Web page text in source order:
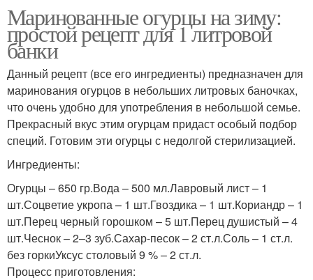
Маринованные огурцы на зиму:
простой рецепт для 1 литровой
банки
Данный рецепт (все его ингредиенты) предназначен для
маринования огурцов в небольших литровых баночках,
что очень удобно для употребления в небольшой семье.
Прекрасный вкус этим огурцам придаст особый подбор
специй. Готовим эти огурцы с недолгой стерилизацией.
Ингредиенты:
Огурцы – 650 гр.Вода – 500 мл.Лавровый лист – 1
шт.Соцветие укропа – 1 шт.Гвоздика – 1 шт.Кориандр – 1
шт.Перец черный горошком – 5 шт.Перец душистый – 4
шт.Чеснок – 2–3 зуб.Сахар-песок – 2 ст.л.Соль – 1 ст.л.
без горкиУксус столовый 9 % – 2 ст.л.
Процесс приготовления: